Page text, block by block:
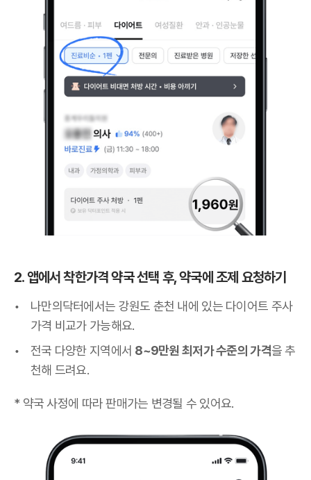
2. 앱에서 착한가격 약국 선택 후, 약국에 조제 요청하기
나만의닥터에서는 강원도 춘천 내에 있는 다이어트 주사
가격 비교가 가능해요.
전국 다양한 지역에서 8~9만원 최저가 수준의 가격을 추
천해 드려요.
* 약국 사정에 따라 판매가는 변경될 수 있어요.